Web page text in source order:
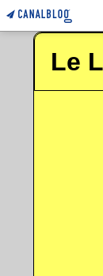
Le